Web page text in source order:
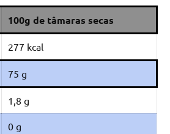
100g de tâmaras secas
277 kcal
75 g
1,8 g
0 g